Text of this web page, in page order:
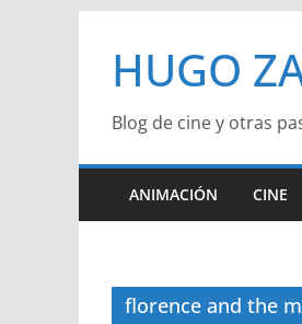
contenido
HUGO
Blog de cine y otras
ANIMACIÓN CINE
florence and the